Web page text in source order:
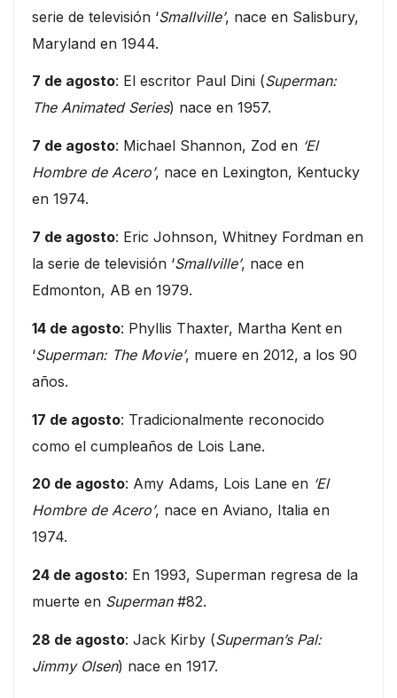
serie de televisión ‘Smallville’, nace en Salisbury,
Maryland en 1944.
7 de agosto: El escritor Paul Dini (Superman:
The Animated Series) nace en 1957.
7 de agosto: Michael Shannon, Zod en ‘El
Hombre de Acero’, nace en Lexington, Kentucky
en 1974.
7 de agosto: Eric Johnson, Whitney Fordman en
la serie de televisión ‘Smallville’, nace en
Edmonton, AB en 1979.
14 de agosto: Phyllis Thaxter, Martha Kent en
‘Superman: The Movie’, muere en 2012, a los 90
años.
17 de agosto: Tradicionalmente reconocido
como el cumpleaños de Lois Lane.
20 de agosto: Amy Adams, Lois Lane en ‘El
Hombre de Acero’, nace en Aviano, Italia en
1974.
24 de agosto: En 1993, Superman regresa de la
muerte en Superman#82.
28 de agosto: Jack Kirby (Superman’s Pal:
Jimmy Olsen) nace en 1917.